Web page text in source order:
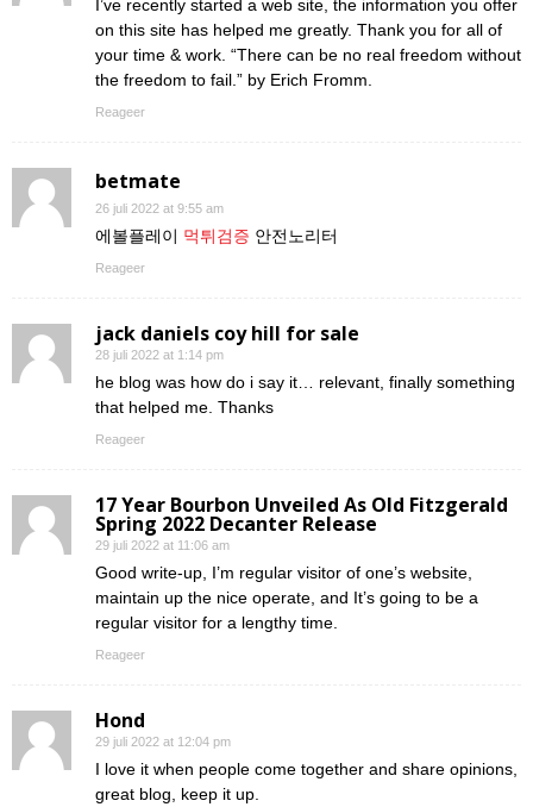
I’ve recently started a web site, the information you offer
on this site has helped me greatly. Thank you for all of
your time & work. “There can be no real freedom without
the freedom to fail.” by Erich Fromm.
Reageer
betmate
26 juli 2022 at 9:55 am
에볼플레이 먹튀검증 안전노리터
Reageer
jack daniels coy hill for sale
28 juli 2022 at 1:14 pm
he blog was how do i say it… relevant, finally something
that helped me. Thanks
Reageer
17 Year Bourbon Unveiled As Old Fitzgerald
Spring 2022 Decanter Release
29 juli 2022 at 11:06 am
Good write-up, I’m regular visitor of one’s website,
maintain up the nice operate, and It’s going to be a
regular visitor for a lengthy time.
Reageer
Hond
29 juli 2022 at 12:04 pm
I love it when people come together and share opinions,
great blog, keep it up.